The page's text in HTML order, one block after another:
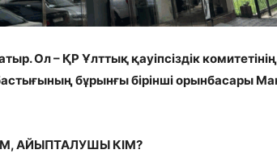
Ол – ҚР Ұлттық қауіпсіздік
бұрынғы бірінші орынбасары
АЙЫПТАЛУШЫ КІМ?